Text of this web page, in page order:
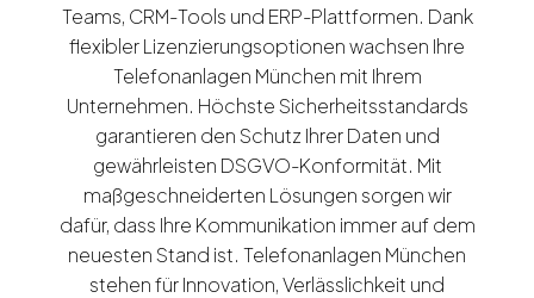
Teams, CRM-Tools und ERP-Plattformen. Dank
flexibler Lizenzierungsoptionen wachsen Ihre
Telefonanlagen München mit Ihrem
Unternehmen. Höchste Sicherheitsstandards
garantieren den Schutz Ihrer Daten und
gewährleisten DSGVO-Konformität. Mit
maßgeschneiderten Lösungen sorgen wir
dafür, dass Ihre Kommunikation immer auf dem
neuesten Stand ist. Telefonanlagen München
stehen für Innovation, Verlässlichkeit und